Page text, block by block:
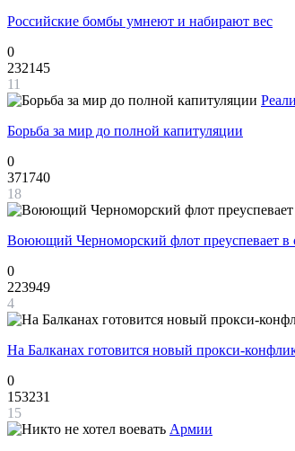
Российские бомбы умнеют и набирают вес
0
232145
11
Борьба за мир до полной капитуляции
0
371740
18
Воюющий Черноморский флот преуспевает в
0
223949
4
На Балканах готовится новый прокси-
0
153231
15
Армии